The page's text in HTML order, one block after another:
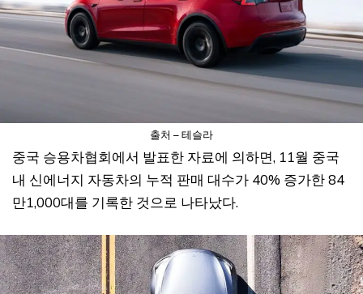
출처 – 테슬라
중국 승용차협회에서 발표한 자료에 의하면, 11월 중국
내 신에너지 자동차의 누적 판매 대수가 40% 증가한 84
만1,000대를 기록한 것으로 나타났다.